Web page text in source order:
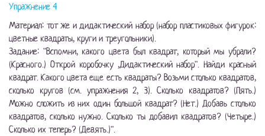
Упражнение 4
Материал: тот же и дидактический набор (набор пластиковых фигурок:
цветные квадраты, круги и треугольники).
Задание: "Вспомни, какого цвета был квадрат, который мы убрали?
(Красного.) Открой коробочку ,Дидактический набор". Найди красный
квадрат. Какого цвета еще есть квадраты? Возьми столько квадратов,
сколько кругов (см. упражнения 2, 3). Сколько квадратов? (Пять.)
Можно сложить из них один большой квадрат? (Нет.) Добавь столько
квадратов, сколько нужно. Сколько ты добавил квадратов? (Четыре.)
Сколько их теперь? (Девять.)".